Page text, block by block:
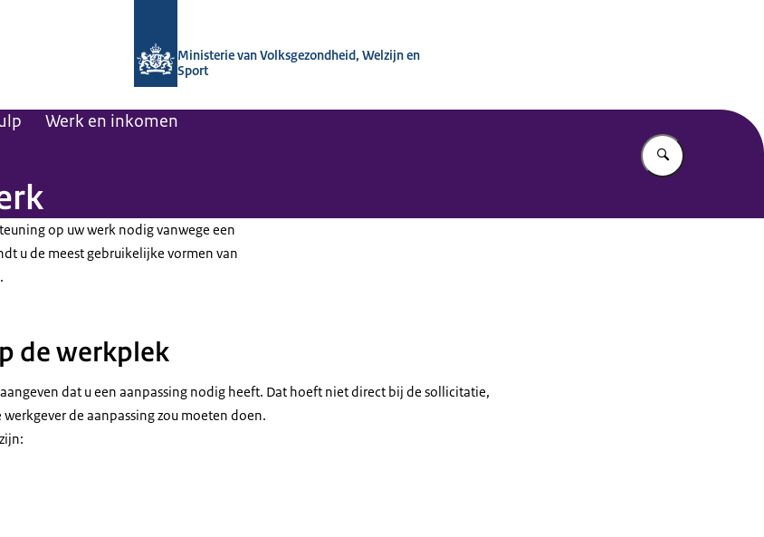
Ministerie van Volksgezondheid, Welzijn en
Sport
Werk en inkomen
Vul in wat u
op uw werk nodig vanwege een
u de meest gebruikelijke vormen van
de werkplek
dat u een aanpassing nodig heeft. Dat hoeft niet direct bij de sollicitatie,
de aanpassing zou moeten doen.